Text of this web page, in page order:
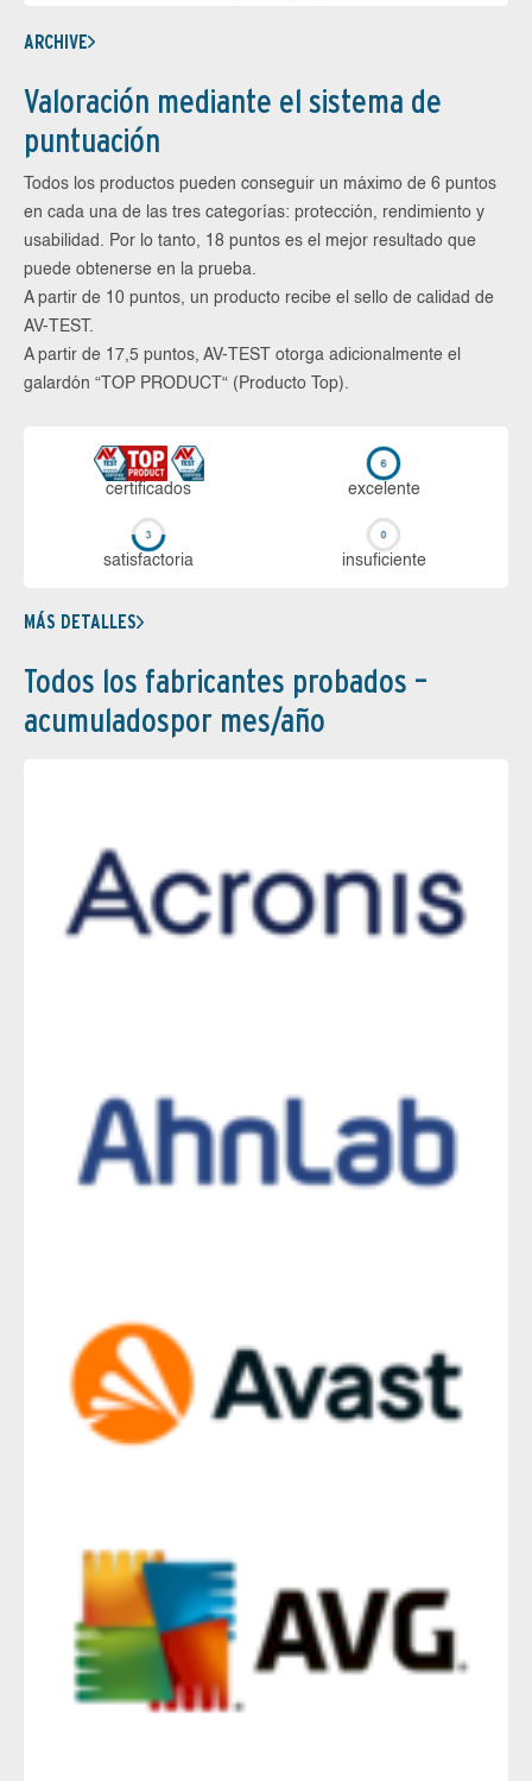
ARCHIVE
Valoración mediante el sistema de
puntuación
Todos los productos pueden conseguir un máximo de 6 puntos
en cada una de las tres categorías: protección, rendimiento y
usabilidad. Por lo tanto, 18 puntos es el mejor resultado que
puede obtenerse en la prueba.
A partir de 10 puntos, un producto recibe el sello de calidad de
AV-TEST.
A partir de 17,5 puntos, AV-TEST otorga adicionalmente el
galardón “TOP PRODUCT“ (Producto Top).
certi­ficados ex­ce­len­te
sa­tis­fac­to­ria in­su­fi­cien­te
MÁS DETALLES
Todos los fabricantes probados –
acumuladospor mes/año